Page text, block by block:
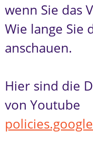
wenn Sie das
Wie lange Sie
anschauen.
Hier sind die
von Youtube